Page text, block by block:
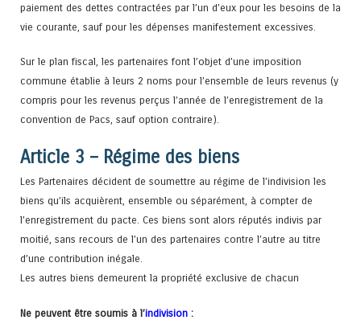
paiement des dettes contractées par l’un d’eux pour les besoins de la
vie courante, sauf pour les dépenses manifestement excessives.
Sur le plan fiscal, les partenaires font l’objet d’une imposition
commune établie à leurs 2 noms pour l’ensemble de leurs revenus (y
compris pour les revenus perçus l’année de l’enregistrement de la
convention de Pacs, sauf option contraire).
Article 3 – Régime des biens
Les Partenaires décident de soumettre au régime de l’indivision les
biens qu’ils acquièrent, ensemble ou séparément, à compter de
l’enregistrement du pacte. Ces biens sont alors réputés indivis par
moitié, sans recours de l’un des partenaires contre l’autre au titre
d’une contribution inégale.
Les autres biens demeurent la propriété exclusive de chacun
Ne peuvent être soumis à l’indivision :